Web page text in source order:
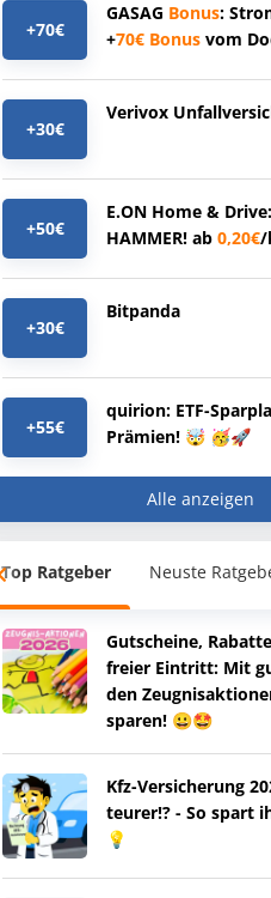
+70€
GASAG Bonus:
+70€ Bonus vom
+30€
Verivox
+50€
E.ON Home &
HAMMER! ab 0,20€/
+30€
Bitpanda
+55€
quirion: ETF-
Prämien! 🤯 🥳🚀
Alle anzeigen
Top Ratgeber Neuste
Gutscheine,
freier Eintritt: Mit
den
sparen! 😀🤩
Kfz-Versicherung
teurer!? - So spart
💡